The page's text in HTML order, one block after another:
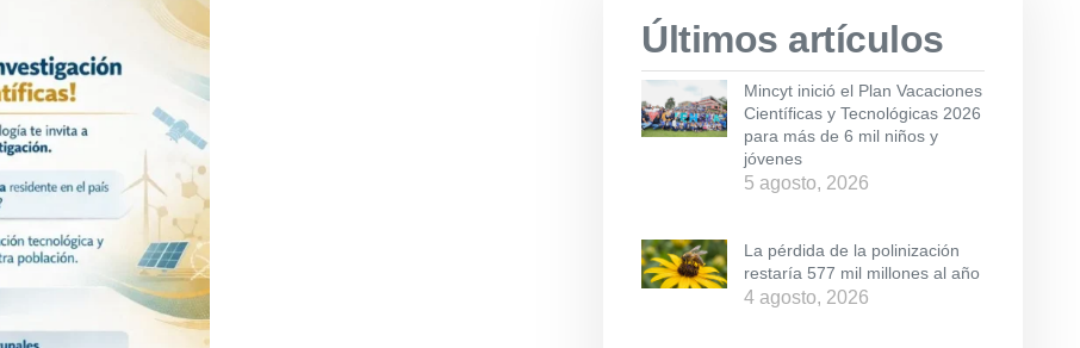
Últimos artículos
Mincyt inició el Plan Vacaciones
Científicas y Tecnológicas 2026
para más de 6 mil niños y
jóvenes
5 agosto, 2026
La pérdida de la polinización
restaría 577 mil millones al año
4 agosto, 2026